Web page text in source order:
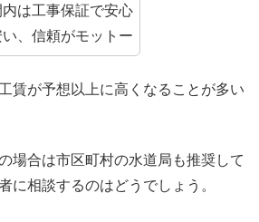
は工事保証で安心
、信頼がモットー
賃が予想以上に高くなることが多い
場合は市区町村の水道局も推奨して
に相談するのはどうでしょう。